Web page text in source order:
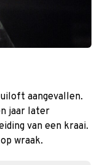
aangevallen.
jaar later
van een kraai.
wraak.